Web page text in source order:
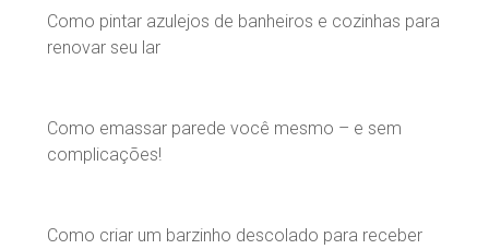
Como pintar azulejos de banheiros e cozinhas para
renovar seu lar
Como emassar parede você mesmo – e sem
complicações!
Como criar um barzinho descolado para receber